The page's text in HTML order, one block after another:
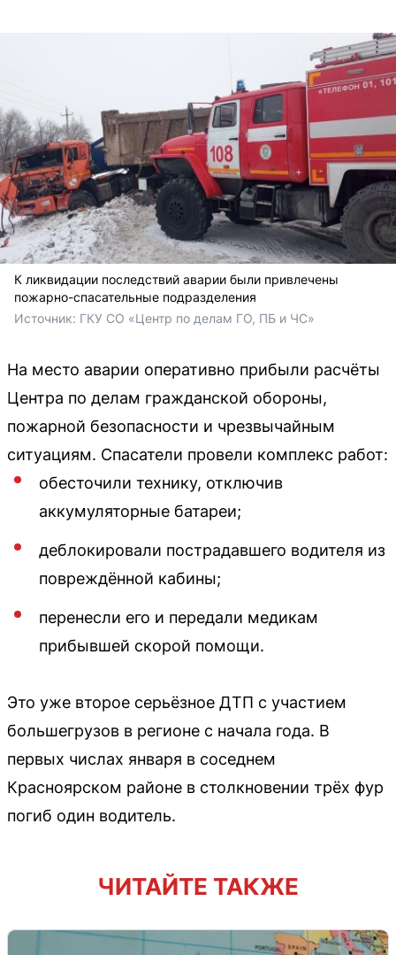
К ликвидации последствий аварии были привлечены
пожарно-спасательные подразделения
Источник: ГКУ СО «Центр по делам ГО, ПБ и ЧС»
На место аварии оперативно прибыли расчёты
Центра по делам гражданской обороны,
пожарной безопасности и чрезвычайным
ситуациям. Спасатели провели комплекс работ:
обесточили технику, отключив
аккумуляторные батареи;
деблокировали пострадавшего водителя из
повреждённой кабины;
перенесли его и передали медикам
прибывшей скорой помощи.
Это уже второе серьёзное ДТП с участием
большегрузов в регионе с начала года. В
первых числах января в соседнем
Красноярском районе в столкновении трёх фур
погиб один водитель.
ЧИТАЙТЕ ТАКЖЕ